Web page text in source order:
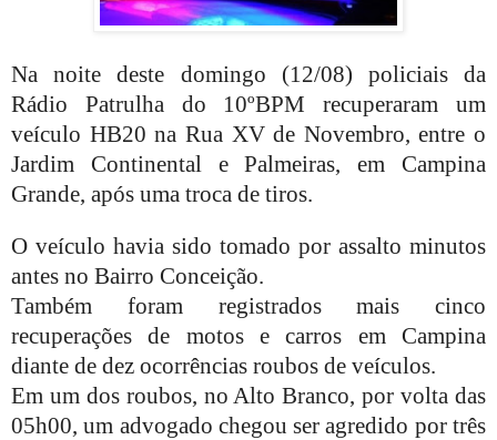
Na noite deste domingo (12/08) policiais da
Rádio Patrulha do 10ºBPM recuperaram um
veículo HB20 na Rua XV de Novembro, entre o
Jardim Continental e Palmeiras, em Campina
Grande, após uma troca de tiros.
O veículo havia sido tomado por assalto minutos
antes no Bairro Conceição.
Também foram registrados mais cinco
recuperações de motos e carros em Campina
diante de dez ocorrências roubos de veículos.
Em um dos roubos, no Alto Branco, por volta das
05h00, um advogado chegou ser agredido por três